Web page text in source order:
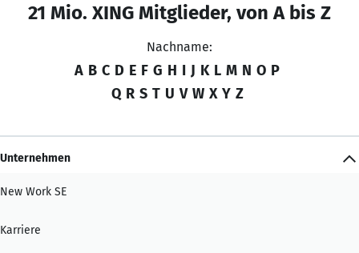
21 Mio. XING Mitglieder, von A bis Z
Nachname:
A B C D E F G H I J K L M N O P
Q R S T U V W X Y Z
Unternehmen
New Work SE
Karriere